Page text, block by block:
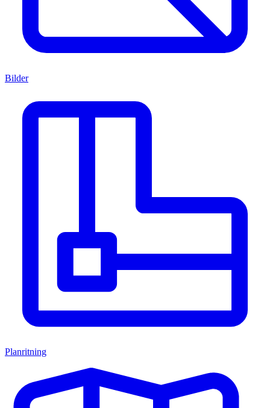
Bilder
Planritning